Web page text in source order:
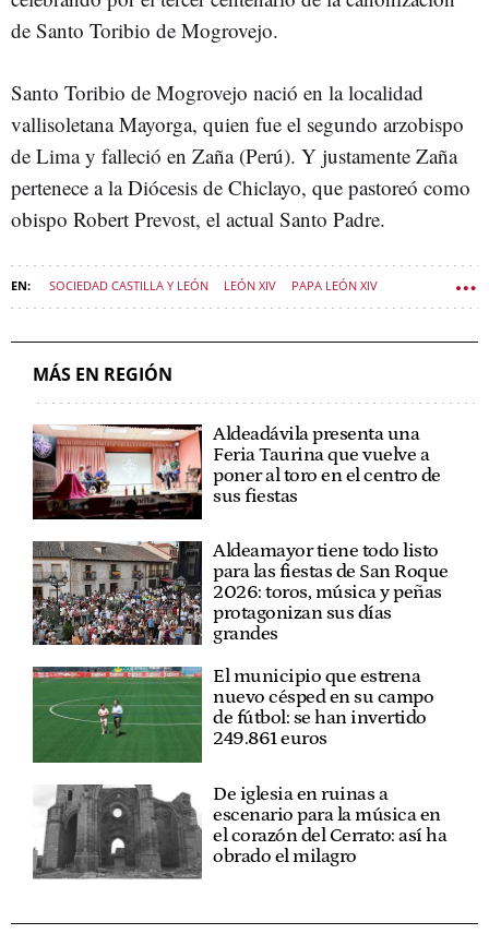
de Santo Toribio de Mogrovejo.
Santo Toribio de Mogrovejo nació en la localidad
vallisoletana Mayorga, quien fue el segundo arzobispo
de Lima y falleció en Zaña (Perú). Y justamente Zaña
pertenece a la Diócesis de Chiclayo, que pastoreó como
obispo Robert Prevost, el actual Santo Padre.
SOCIEDAD CASTILLA Y LEÓN LEÓN XIV PAPA LEÓN XIV
MÁS EN REGIÓN
Aldeadávila presenta una
Feria Taurina que vuelve a
poner al toro en el centro de
sus fiestas
Aldeamayor tiene todo listo
para las fiestas de San Roque
2026: toros, música y peñas
protagonizan sus días
grandes
El municipio que estrena
nuevo césped en su campo
de fútbol: se han invertido
249.861 euros
De iglesia en ruinas a
escenario para la música en
el corazón del Cerrato: así ha
obrado el milagro